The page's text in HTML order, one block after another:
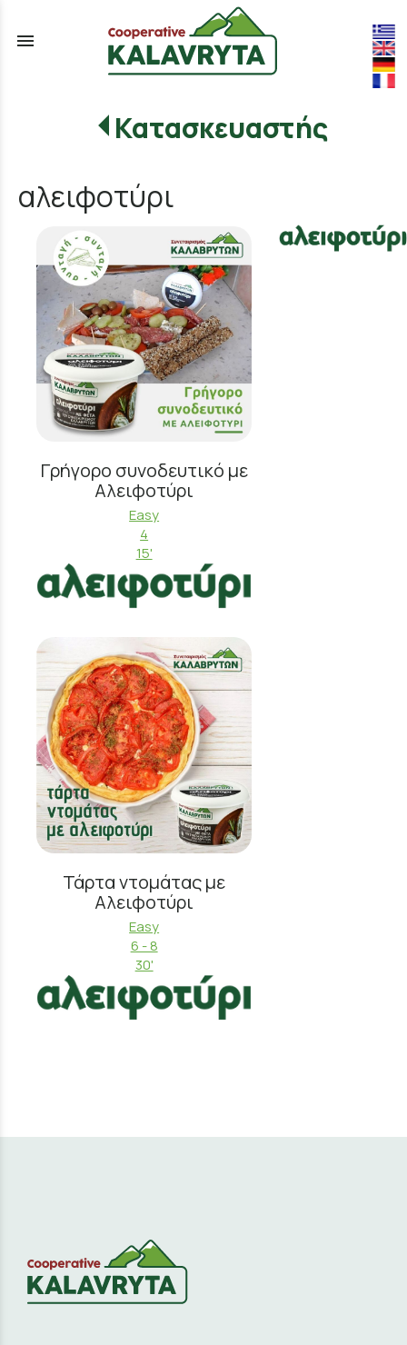
menu
Κατασκευαστής
αλειφοτύρι
Γρήγορο συνοδευτικό με
Αλειφοτύρι
Easy
4
15'
Τάρτα ντομάτας με
Αλειφοτύρι
Easy
6 - 8
30'